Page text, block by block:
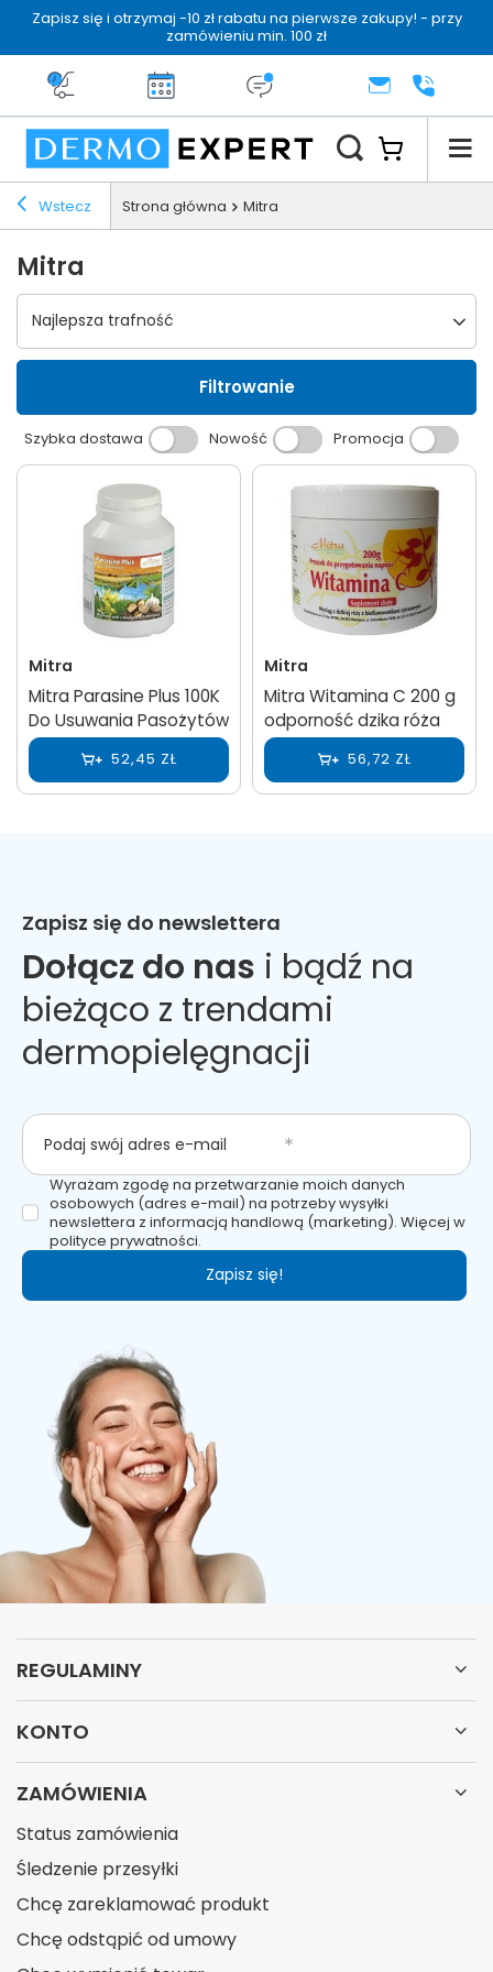
Zapisz się i otrzymaj -10 zł rabatu na pierwsze zakupy! - przy
zamówieniu min. 100 zł
Darmowa dostawa od 199 zł
14 dni na zwrotDermo konsultacjaKONTAKT+48 222
Wstecz Strona główna Mitra
Mitra
Wybierz sortowanie
Najlepsza trafność
Filtrowanie
Szybka dostawa Nowość Promocja
Mitra
Mitra Parasine Plus 100K
Do Usuwania Pasożytów
52,45 ZŁ
Mitra
Mitra Witamina C 200 g
odporność dzika róża
56,72 ZŁ
Zapisz się do newslettera
Dołącz do nas i bądź na
bieżąco z trendami
dermopielęgnacji
Podaj swój adres e-mail
Wyrażam zgodę na przetwarzanie moich danych
osobowych (adres e-mail) na potrzeby wysyłki
newslettera z informacją handlową (marketing). Więcej w
polityce prywatności.
Zapisz się!
REGULAMINY
KONTO
ZAMÓWIENIA
Status zamówienia
Śledzenie przesyłki
Chcę zareklamować produkt
Chcę odstąpić od umowy